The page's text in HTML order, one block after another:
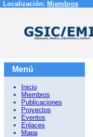
Localización: Miembros
Menú
Inicio
Miembros
Publicaciones
Proyectos
Eventos
Enlaces
Mapa